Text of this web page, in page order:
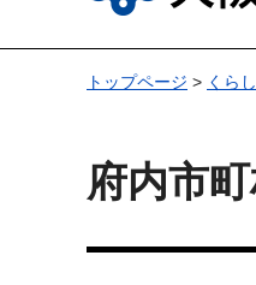
トップページ > くら
府内市